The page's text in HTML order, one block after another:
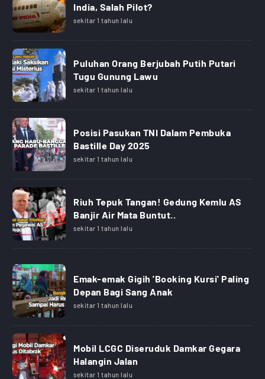
India, Salah Pilot?
sekitar 1 tahun lalu
Puluhan Orang Berjubah Putih Putari
Tugu Gunung Lawu
sekitar 1 tahun lalu
Posisi Pasukan TNI Dalam Pembuka
Bastille Day 2025
sekitar 1 tahun lalu
Riuh Tepuk Tangan! Gedung Kemlu AS
Banjir Air Mata Buntut..
sekitar 1 tahun lalu
Emak-emak Gigih 'Booking Kursi' Paling
Depan Bagi Sang Anak
sekitar 1 tahun lalu
Mobil LCGC Diseruduk Damkar Gegara
Halangin Jalan
sekitar 1 tahun lalu